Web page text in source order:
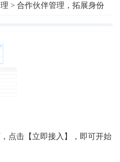
> 合作伙伴管理，拓展身份
点击【立即接入】，即可开始